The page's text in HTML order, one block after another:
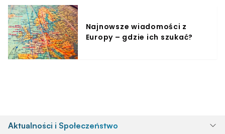
Najnowsze wiadomości z
Europy – gdzie ich szukać?
Aktualności i Społeczeństwo